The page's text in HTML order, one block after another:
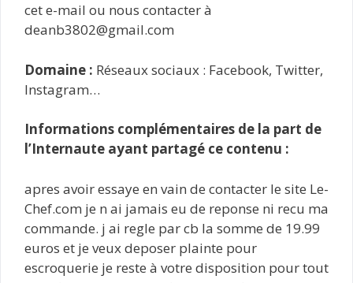
cet e-mail ou nous contacter à
deanb3802@gmail.com
Domaine : Réseaux sociaux : Facebook, Twitter,
Instagram…
Informations complémentaires de la part de
l’Internaute ayant partagé ce contenu :
apres avoir essaye en vain de contacter le site Le-
Chef.com je n ai jamais eu de reponse ni recu ma
commande. j ai regle par cb la somme de 19.99
euros et je veux deposer plainte pour
escroquerie je reste à votre disposition pour tout